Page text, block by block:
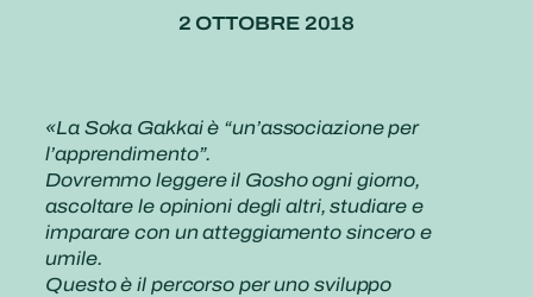
2 OTTOBRE 2018
«La Soka Gakkai è “un’associazione per
l’apprendimento”.
Dovremmo leggere il Gosho ogni giorno,
ascoltare le opinioni degli altri, studiare e
imparare con un atteggiamento sincero e
umile.
Questo è il percorso per uno sviluppo